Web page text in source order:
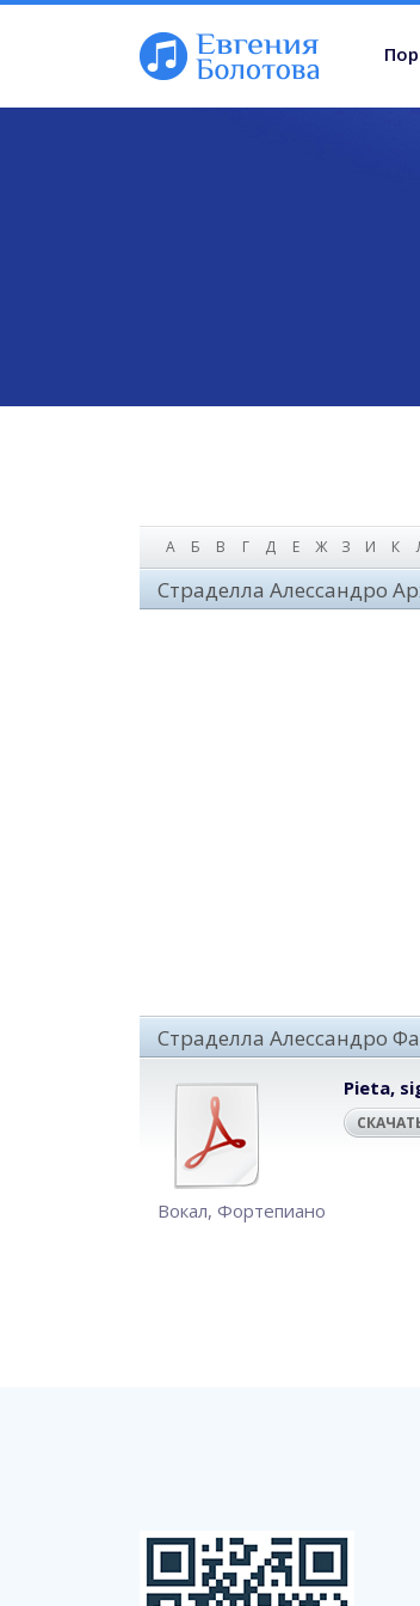
А Б В Г Д Е Ж З И К
Страделла Алессандро
Страделла Алессандро
Вокал, Фортепиано
Pieta,